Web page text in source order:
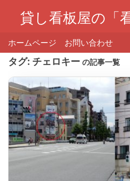
貸し看板屋の「
ホームページ お問い合わせ
タグ: チェロキー の記事一覧